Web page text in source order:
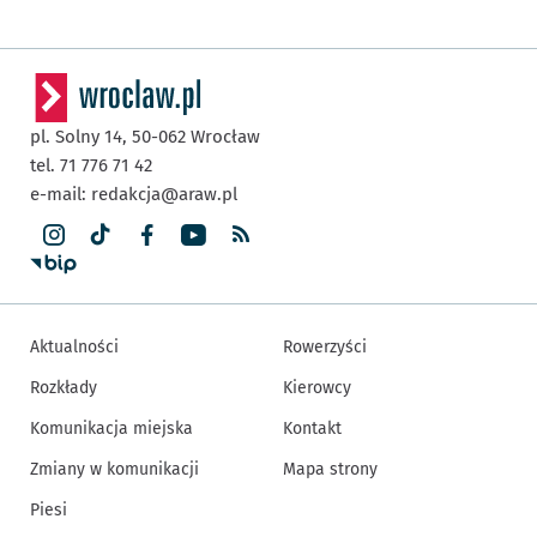
pl. Solny 14, 50-062 Wrocław
tel. 71 776 71 42
e-mail: redakcja@araw.pl
Aktualności
Rozkłady
Komunikacja miejska
Zmiany w komunikacji
Piesi
Rowerzyści
Kierowcy
Kontakt
Mapa strony